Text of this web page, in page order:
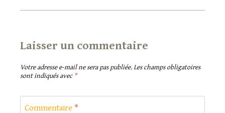
Laisser un commentaire
Votre adresse e-mail ne sera pas publiée.Les champs obligatoires
sont indiqués avec *
Commentaire *